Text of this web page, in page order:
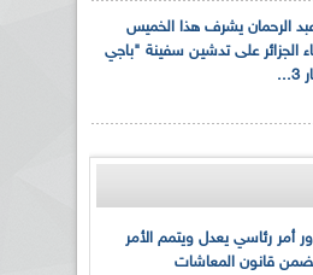
الرحمان يشرف هذا الخميس
الجزائر على تدشين سفينة "باجي
أمر رئاسي يعدل ويتمم الأمر
قانون المعاشات